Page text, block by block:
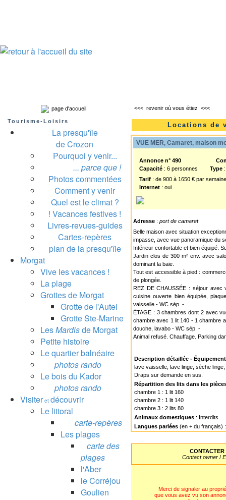
page d'accueil
Tourisme-Loisirs
La presqu'île
de Crozon
Pourquoi y venir...
... parce que !
Photos commentées
Comment y venir
Quel est le climat ?
! Vacances festives !
Livres-revues-guides
Cartes-repères
plan de la presqu'île
Morgat
Vive les vacances !
La plage
Grottes de Morgat
Grotte de l'Autel
Grotte Ste-Marine
LesMardisde Morgat
Petite histoire
Le quartier balnéaire
photos rando
Le bois du Kador
photos rando
Visiter et découvrir
Le littoral
carte-repères
Les plages
carte des
plages
l'Aber
le Corréjou
Goulien
<<< revenir où vous étiez <<<
Locations de
VUE MER, Camaret, maison
Annonce n° 490
Capacité : 6 personnes Type
Tarif : de 900 à 1650 € par semaine
Internet : oui
Adresse : port de camaret
Belle maison avec situation
impasse, avec vue panoramique du
Intérieur confortable et bien équipé.
Jardin clos de 300 m² env. avec
dominant la baie.
Tout est accessible à pied :
de plongée.
REZ DE CHAUSSÉE : séjour
cuisine ouverte bien équipée,
vaisselle - WC sép. -
ÉTAGE : 3 chambres dont 2 avec
chambre avec 1 lit 140 - 1 chambre
douche, lavabo - WC sép. -
Animal refusé. Chauffage. Parking
Description détaillée -
lave vaisselle, lave linge, sèche
Draps sur demande en sus.
Répartition des lits dans les
chambre 1 : 1 lit 160
chambre 2 : 1 lit 140
chambre 3 : 2 lits 80
Animaux domestiques : Interdits
Langues parlées (en + du français)
Contact owner/
Merci de signaler au
que vous avez vu son